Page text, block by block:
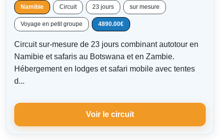
Namibie Circuit 23 jours sur mesure
Voyage en petit groupe 4890.00€
Circuit sur-mesure de 23 jours combinant autotour en
Namibie et safaris au Botswana et en Zambie.
Hébergement en lodges et safari mobile avec tentes
d...
Voir le circuit